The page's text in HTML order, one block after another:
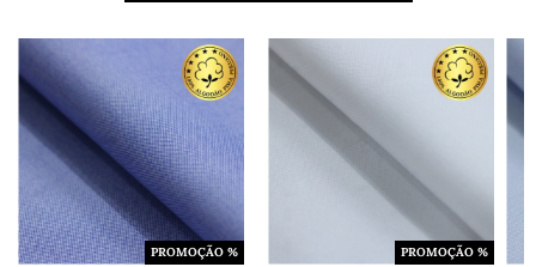
PROMOÇÃO % PROMOÇÃO %